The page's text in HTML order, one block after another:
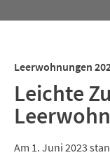
Leerwohnungen
Leichte
Am 1. Juni 2023